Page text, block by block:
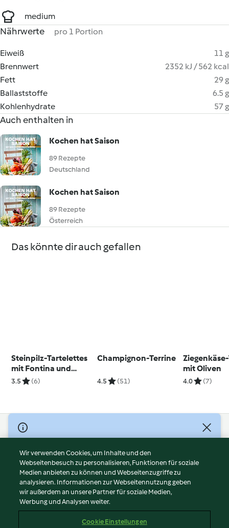
medium
Nährwerte pro 1 Portion
Eiweiß
11 g
Brennwert
2352 kJ / 562 kcal
Fett
29 g
Ballaststoffe
6.5 g
Kohlenhydrate
57 g
Auch enthalten in
Kochen hat Saison
89 Rezepte
Deutschland
Kochen hat Saison
89 Rezepte
Österreich
Das könnte dir auch gefallen
Steinpilz-Tartelettes
mit Fontina und
Kerbel-Crème-
3.5 (6)
Champignon-Terrine
4.5 (51)
mit Oliven
4.0 (7)
© Copyright 2026
Nutzungsbedingungen
Datenschutzrichtlinien
Disclaimer
Impressum
Cookies
Wir verwenden Cookies, um Inhalte und den
Webseitenbesuch zu personalisieren, Funktionen für soziale
Medien anbieten zu können und Webseitenzugriffe zu
analysieren. Informationen zur Webseitennutzung geben
wir außerdem an unsere Partner für soziale Medien,
Werbung und Analysen weiter.
Cookie Einstellungen